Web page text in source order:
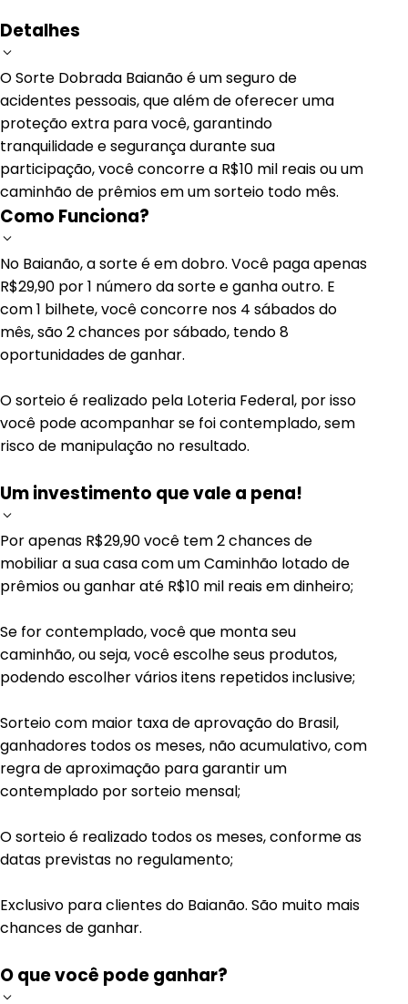
Detalhes
O Sorte Dobrada Baianão é um seguro de
acidentes pessoais, que além de oferecer uma
proteção extra para você, garantindo
tranquilidade e segurança durante sua
participação, você concorre a R$10 mil reais ou um
caminhão de prêmios em um sorteio todo mês.
Como Funciona?
No Baianão, a sorte é em dobro. Você paga apenas
R$29,90 por 1 número da sorte e ganha outro. E
com 1 bilhete, você concorre nos 4 sábados do
mês, são 2 chances por sábado, tendo 8
oportunidades de ganhar.
O sorteio é realizado pela Loteria Federal, por isso
você pode acompanhar se foi contemplado, sem
risco de manipulação no resultado.
Um investimento que vale a pena!
Por apenas R$29,90 você tem 2 chances de
mobiliar a sua casa com um Caminhão lotado de
prêmios ou ganhar até R$10 mil reais em dinheiro;
Se for contemplado, você que monta seu
caminhão, ou seja, você escolhe seus produtos,
podendo escolher vários itens repetidos inclusive;
Sorteio com maior taxa de aprovação do Brasil,
ganhadores todos os meses, não acumulativo, com
regra de aproximação para garantir um
contemplado por sorteio mensal;
O sorteio é realizado todos os meses, conforme as
datas previstas no regulamento;
Exclusivo para clientes do Baianão. São muito mais
chances de ganhar.
O que você pode ganhar?